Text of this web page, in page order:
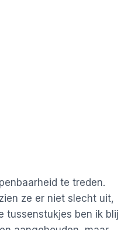
te treden.
ze er niet slecht uit,
tussenstukjes ben ik blij